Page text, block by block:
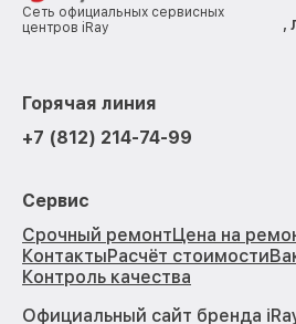
Сеть официальных сервисных
центров iRay
,
Горячая линия
+7 (812) 214-74-99
Сервис
Срочный ремонтЦена на
КонтактыРасчёт стоимости
Контроль качества
Официальный сайт бренда